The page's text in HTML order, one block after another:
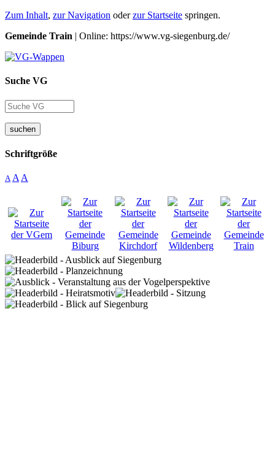
Zum Inhalt, zur Navigation oderzur Startseite springen.
Gemeinde Train | Online: https://www.vg-siegenburg.de/
Suche VG
suchen
Schriftgröße
A A A